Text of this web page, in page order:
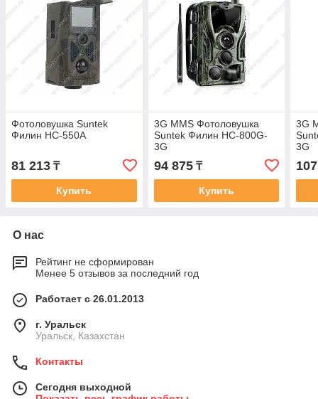
Фотоловушка Suntek
Филин HC-550A
81 213 ₸
Купить
3G MMS Фотоловушка
Suntek Филин HC-800G-
3G
94 875₸
Купить
3G
3G
О нас
Рейтинг не сформирован
Менее 5 отзывов за последний год
Работает с 26.01.2013
г. Уральск
Уральск, Казахстан
Контакты
Сегодня выходной